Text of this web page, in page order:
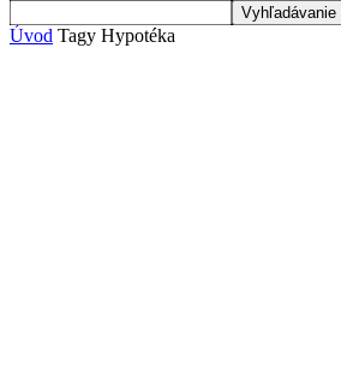
Úvod Tagy Hypotéka